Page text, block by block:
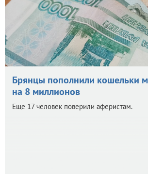
Брянцы пополнили кошельки
на 8 миллионов
Еще 17 человек поверили аферистам.